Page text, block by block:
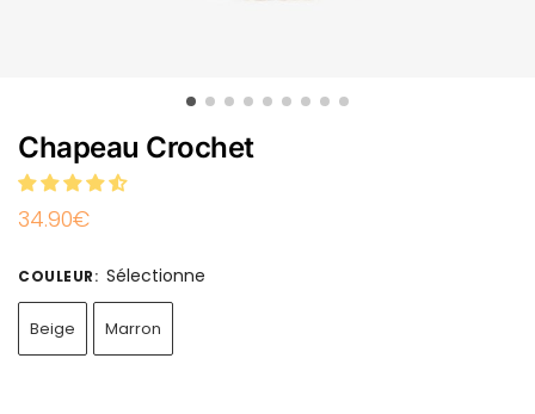
Chapeau Crochet
34.90€
COULEUR: Sélectionne
Beige Marron